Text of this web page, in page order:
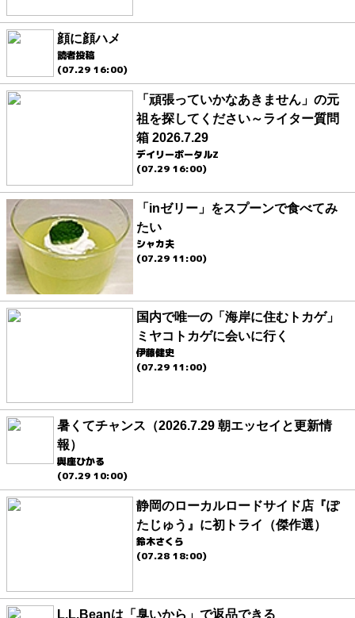
顔に顔ハメ
読者投稿
(07.29 16:00)
「頑張っていかなあきません」の元
祖を探してください～ライター質問
箱 2026.7.29
デイリーポータルZ
(07.29 16:00)
「inゼリー」をスプーンで食べてみ
たい
シャカ夫
(07.29 11:00)
国内で唯一の「海岸に住むトカゲ」
ミヤコトカゲに会いに行く
伊藤健史
(07.29 11:00)
暑くてチャンス（2026.7.29 朝エッセイと更新情
報）
與座ひかる
(07.29 10:00)
静岡のローカルロードサイド店『ぽ
たじゅう』に初トライ（傑作選）
鈴木さくら
(07.28 18:00)
L.L.Beanは「臭いから」で返品できる